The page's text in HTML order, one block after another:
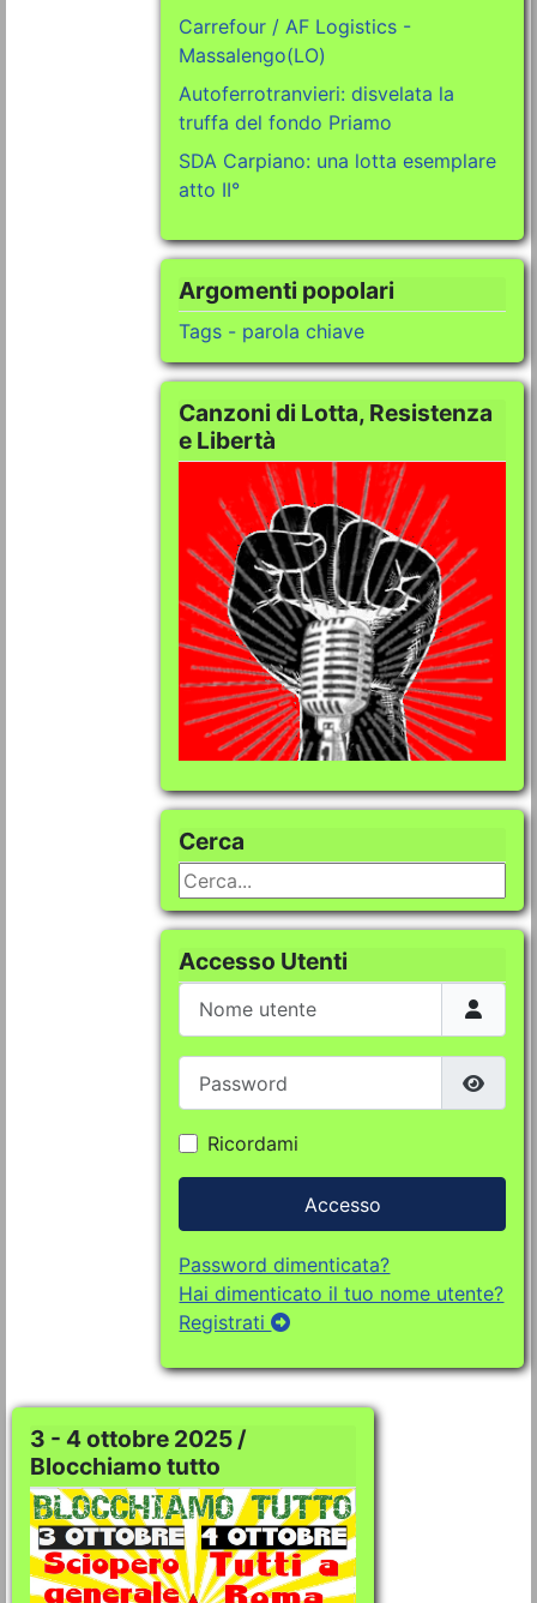
3 - 4 ottobre 2025 /
Blocchiamo tutto
Carrefour / AF Logistics -
Massalengo(LO)
Autoferrotranvieri: disvelata la
truffa del fondo Priamo
SDA Carpiano: una lotta esemplare
atto II°
Argomenti popolari
Tags - parola chiave
Canzoni di Lotta, Resistenza
e Libertà
Cerca
Cerca...
Accesso Utenti
Ricordami
Accesso
Password dimenticata?
Hai dimenticato il tuo nome utente?
Registrati